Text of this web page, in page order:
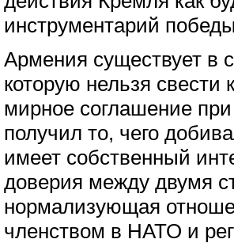
инструментарий
Армения существует в
которую нельзя свести
мирное соглашение
получил то, чего
имеет собственный
доверия между двумя
нормализующая
членством в НАТО и